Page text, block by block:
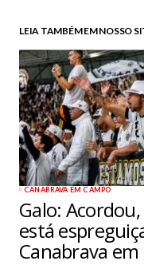
LEIA TAMBÉM EM NOSSO
CANABRAVA EM CAMPO
Galo:
está
Canabrava